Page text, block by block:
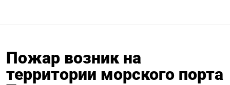
Пожар возник на
территории морского порта